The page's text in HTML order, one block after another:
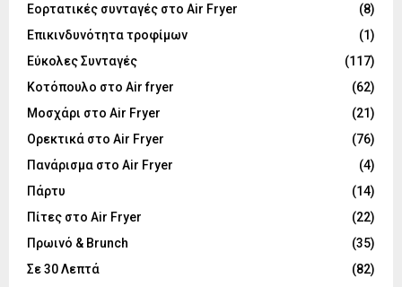
Εορτατικές συνταγές στο Air Fryer
(8)
Επικινδυνότητα τροφίμων
(1)
Εύκολες Συνταγές
(117)
Κοτόπουλο στο Air fryer
(62)
Μοσχάρι στο Air Fryer
(21)
Ορεκτικά στο Air Fryer
(76)
Πανάρισμα στο Air Fryer
(4)
Πάρτυ
(14)
Πίτες στο Air Fryer
(22)
Πρωινό & Brunch
(35)
Σε 30 Λεπτά
(82)